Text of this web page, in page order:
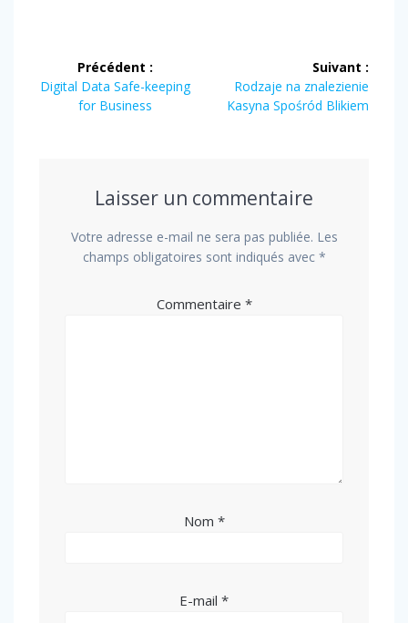
Navigation
de
Précédent :
Article
précédent
Digital Data Safe-keeping
for Business
Suivant :
Article
suivant
Rodzaje na znalezienie
Kasyna Spośród Blikiem
Laisser un commentaire
Votre adresse e-mail ne sera pas publiée. Les
champs obligatoires sont indiqués avec *
Commentaire *
Nom *
E-mail *